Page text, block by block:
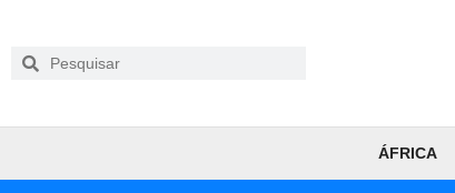
ÁFRICA